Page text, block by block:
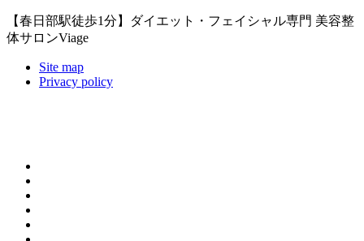
【春日部駅徒歩1分】ダイエット・フェイシャル専門 美容整
体サロンViage
Site map
Privacy policy